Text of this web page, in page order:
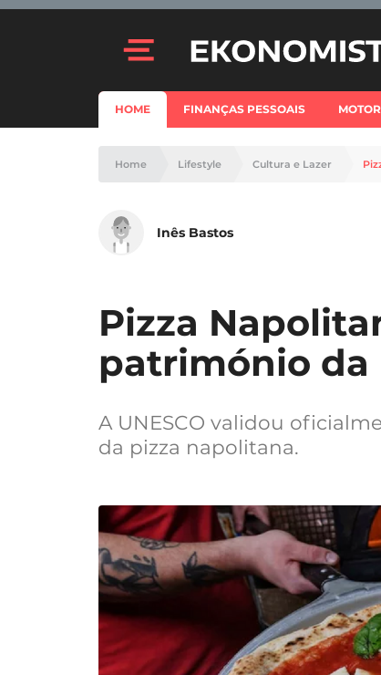
HOME FINANÇAS PESSOAIS
Home Lifestyle Cultura e Lazer
Inês Bastos
Pizza
património da
A UNESCO validou
da pizza napolitana.